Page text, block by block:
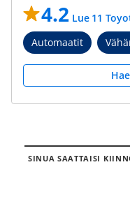
4.2 Lue 11
Automaatit
SINUA SAATTAISI